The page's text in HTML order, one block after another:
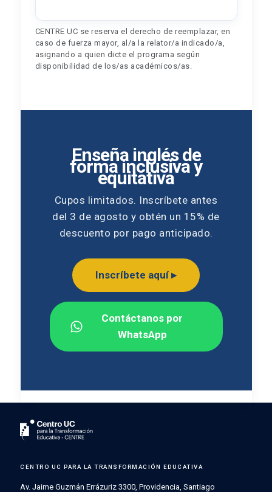
CENTRE UC se reserva el derecho de reemplazar, en
caso de fuerza mayor, al/a la relator/a indicado/a,
asignando a quien dicte el programa según
disponibilidad de los/as académicos/as.
Enseña inglés de
forma inclusiva y
equitativa
Cupos limitados. Inscríbete antes
del 3 de agosto y obtén un 15% de
descuento por pago anticipado.
Inscríbete aquí ▸
Contáctanos por
WhatsApp
CENTRO UC PARA LA TRANSFORMACIÓN EDUCATIVA
Av. Jaime Guzmán Errázuriz 3300, Providencia, Santiago